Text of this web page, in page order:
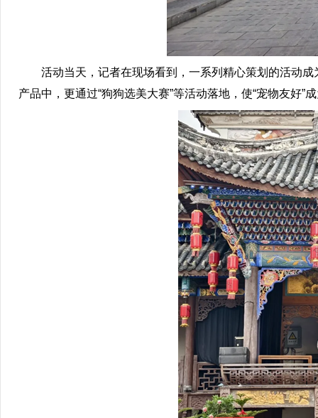
活动当天，记者在现场看到，一系列精心策划的活动成
产品中，更通过“狗狗选美大赛”等活动落地，使“宠物友好”